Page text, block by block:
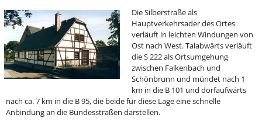
Die Silberstraße als
Hauptverkehrsader des Ortes
verläuft in leichten Windungen von
Ost nach West. Talabwärts verläuft
die S 222 als Ortsumgehung
zwischen Falkenbach und
Schönbrunn und mündet nach 1
km in die B 101 und dorfaufwärts
nach ca. 7 km in die B 95, die beide für diese Lage eine schnelle
Anbindung an die Bundesstraßen darstellen.